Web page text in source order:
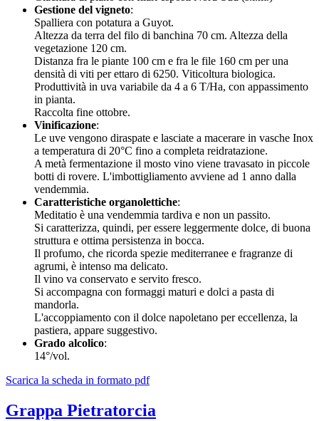
Gestione del vigneto:
Spalliera con potatura a Guyot.
Altezza da terra del filo di banchina 70 cm. Altezza della
vegetazione 120 cm.
Distanza fra le piante 100 cm e fra le file 160 cm per una
densità di viti per ettaro di 6250. Viticoltura biologica.
Produttività in uva variabile da 4 a 6 T/Ha, con appassimento
in pianta.
Raccolta fine ottobre.
Vinificazione:
Le uve vengono diraspate e lasciate a macerare in vasche Inox
a temperatura di 20°C fino a completa reidratazione.
A metà fermentazione il mosto vino viene travasato in piccole
botti di rovere. L'imbottigliamento avviene ad 1 anno dalla
vendemmia.
Caratteristiche organolettiche:
Meditatio è una vendemmia tardiva e non un passito.
Si caratterizza, quindi, per essere leggermente dolce, di buona
struttura e ottima persistenza in bocca.
Il profumo, che ricorda spezie mediterranee e fragranze di
agrumi, è intenso ma delicato.
Il vino va conservato e servito fresco.
Si accompagna con formaggi maturi e dolci a pasta di
mandorla.
L'accoppiamento con il dolce napoletano per eccellenza, la
pastiera, appare suggestivo.
Grado alcolico:
14°/vol.
Scarica la scheda in formato pdf
Grappa Pietratorcia